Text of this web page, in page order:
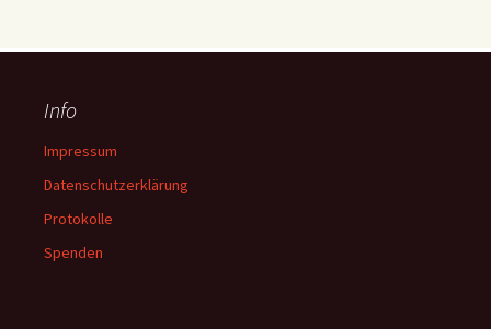
Info
Impressum
Datenschutzerklärung
Protokolle
Spenden